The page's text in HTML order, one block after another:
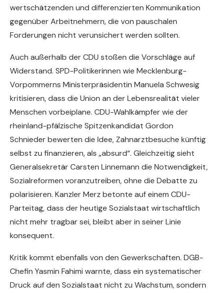
wertschätzenden und differenzierten Kommunikation
gegenüber Arbeitnehmern, die von pauschalen
Forderungen nicht verunsichert werden sollten.
Auch außerhalb der CDU stoßen die Vorschläge auf
Widerstand. SPD-Politikerinnen wie Mecklenburg-
Vorpommerns Ministerpräsidentin Manuela Schwesig
kritisieren, dass die Union an der Lebensrealität vieler
Menschen vorbeiplane. CDU-Wahlkämpfer wie der
rheinland-pfälzische Spitzenkandidat Gordon
Schnieder bewerten die Idee, Zahnarztbesuche künftig
selbst zu finanzieren, als „absurd“. Gleichzeitig sieht
Generalsekretär Carsten Linnemann die Notwendigkeit,
Sozialreformen voranzutreiben, ohne die Debatte zu
polarisieren. Kanzler Merz betonte auf einem CDU-
Parteitag, dass der heutige Sozialstaat wirtschaftlich
nicht mehr tragbar sei, bleibt aber in seiner Linie
konsequent.
Kritik kommt ebenfalls von den Gewerkschaften. DGB-
Chefin Yasmin Fahimi warnte, dass ein systematischer
Druck auf den Sozialstaat nicht zu Wachstum, sondern